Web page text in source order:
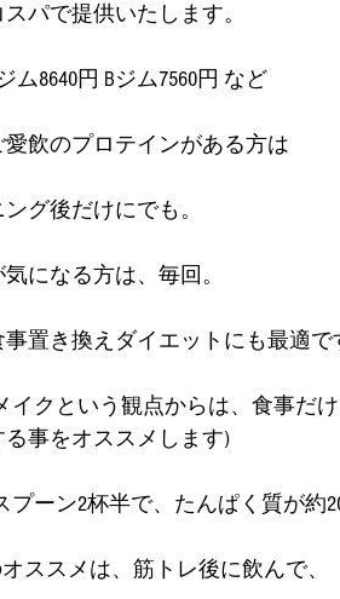
パで提供いたします。
ム8640円 Bジム7560円 など
飲のプロテインがある方は
ング後だけにでも。
になる方は、毎回。
事置き換えダイエットにも最適で
イクという観点からは、食事だ
る事をオススメします)
プーン2杯半で、たんぱく質が約
ススメは、筋トレ後に飲んで、